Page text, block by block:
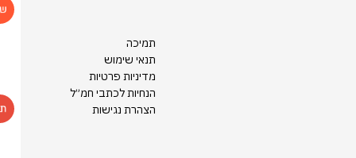
תמיכה
תנאי שימוש
מדיניות פרטיות
הנחיות לכתבי חמ״ל
הצהרת נגישות